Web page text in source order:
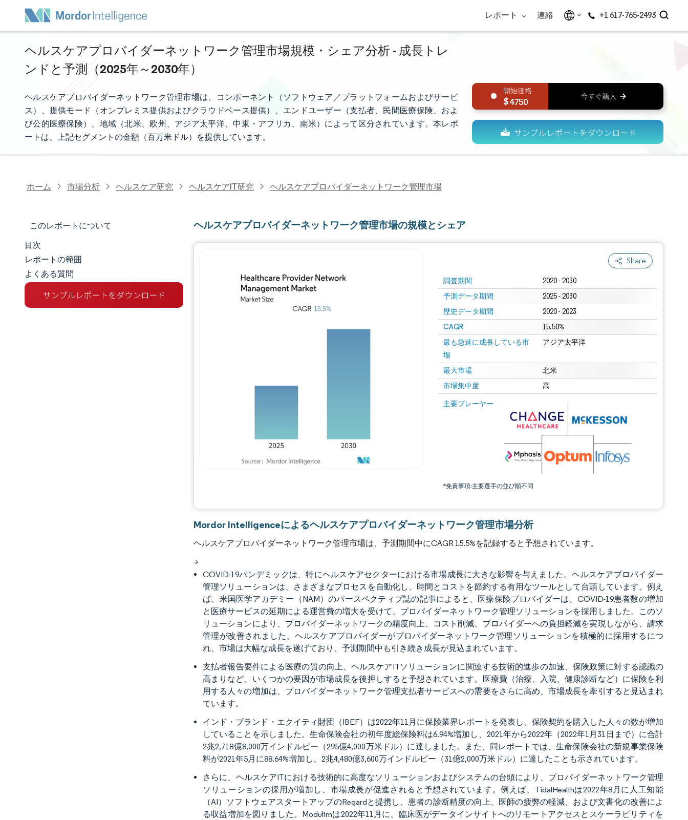
レポート 連絡 +1 617-765-2493
ヘルスケアプロバイダーネットワーク管理市場規模・シェア分析 - 成長トレ
ンドと予測（2025年～2030年）
ヘルスケアプロバイダーネットワーク管理市場は、コンポーネント（ソフトウェア／プラットフォームおよびサービ
ス）、提供モード（オンプレミス提供およびクラウドベース提供）、エンドユーザー（支払者、民間医療保険、およ
び公的医療保険）、地域（北米、欧州、アジア太平洋、中東・アフリカ、南米）によって区分されています。本レポ
ートは、上記セグメントの金額（百万米ドル）を提供しています。
4750
ホーム 市場分析 ヘルスケア研究 ヘルスケアIT研究 ヘルスケアプロバイダーネットワーク管理市場
このレポートについて
マーケットスナップショット
市場概要
主な市場動向
目次
レポートの範囲
よくある質問
ヘルスケアプロバイダーネットワーク管理市場の規模とシェア
Share
調査期間 2020 - 2030
予測データ期間 2025 - 2030
歴史データ期間 2020 - 2023
CAGR 15.50%
最も急速に成長している市
場
アジア太平洋
最大市場 北米
市場集中度 高
主要プレーヤー
*免責事項:主要選手の並び順不同
Mordor Intelligenceによるヘルスケアプロバイダーネットワーク管理市場分析
ヘルスケアプロバイダーネットワーク管理市場は、予測期間中にCAGR 15.5%を記録すると予想されています。
>
COVID-19パンデミックは、特にヘルスケアセクターにおける市場成長に大きな影響を与えました。ヘルスケアプロバイダー
管理ソリューションは、さまざまなプロセスを自動化し、時間とコストを節約する有用なツールとして台頭しています。例え
ば、米国医学アカデミー（NAM）のパースペクティブ誌の記事によると、医療保険プロバイダーは、COVID-19患者数の増加
と医療サービスの延期による運営費の増大を受けて、プロバイダーネットワーク管理ソリューションを採用しました。このソ
リューションにより、プロバイダーネットワークの精度向上、コスト削減、プロバイダーへの負担軽減を実現しながら、請求
管理が改善されました。ヘルスケアプロバイダーがプロバイダーネットワーク管理ソリューションを積極的に採用するにつ
れ、市場は大幅な成長を遂げており、予測期間中も引き続き成長が見込まれています。
支払者報告要件による医療の質の向上、ヘルスケアITソリューションに関連する技術的進歩の加速、保険政策に対する認識の
高まりなど、いくつかの要因が市場成長を後押しすると予想されています。医療費（治療、入院、健康診断など）に保険を利
用する人々の増加は、プロバイダーネットワーク管理支払者サービスへの需要をさらに高め、市場成長を牽引すると見込まれ
ています。
インド・ブランド・エクイティ財団（IBEF）は2022年11月に保険業界レポートを発表し、保険契約を購入した人々の数が増加
していることを示しました。生命保険会社の初年度総保険料は6.94%増加し、2021年から2022年（2022年1月31日まで）に合計
2兆2,718億8,000万インドルピー（295億4,000万米ドル）に達しました。また、同レポートでは、生命保険会社の新規事業保険
料が2021年5月に88.64%増加し、2兆4,480億3,600万インドルピー（31億2,000万米ドル）に達したことも示されています。
さらに、ヘルスケアITにおける技術的に高度なソリューションおよびシステムの台頭により、プロバイダーネットワーク管理
ソリューションの採用が増加し、市場成長が促進されると予想されています。例えば、TidalHealthは2022年8月に人工知能
（AI）ソフトウェアスタートアップのRegardと提携し、患者の診断精度の向上、医師の疲弊の軽減、および文書化の改善によ
る収益増加を図りました。Modulimは2022年11月に、臨床医がデータインサイトへのリモートアクセスとスケーラビリティを